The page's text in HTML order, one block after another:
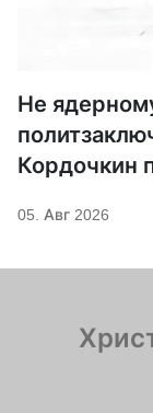
Не
Кордочкин
Саровского
05. Авг 2026